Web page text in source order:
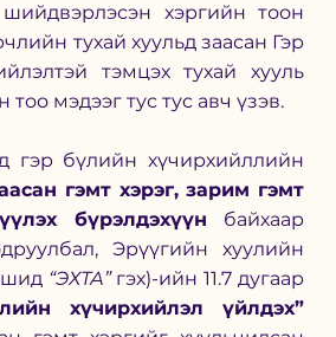
хэргийн тоон
тухай хуульд заасан Гэр
тэмцэх тухай хууль
мэдээг тус тус авч үзэв.
гэр бүлийн хүчирхийллийн
гэмт хэрэг, зарим гэмт
бүрэлдэхүүн байхаар
Эрүүгийн хуулийн
“ЭХТА” гэх)-ийн 11.7 дугаар